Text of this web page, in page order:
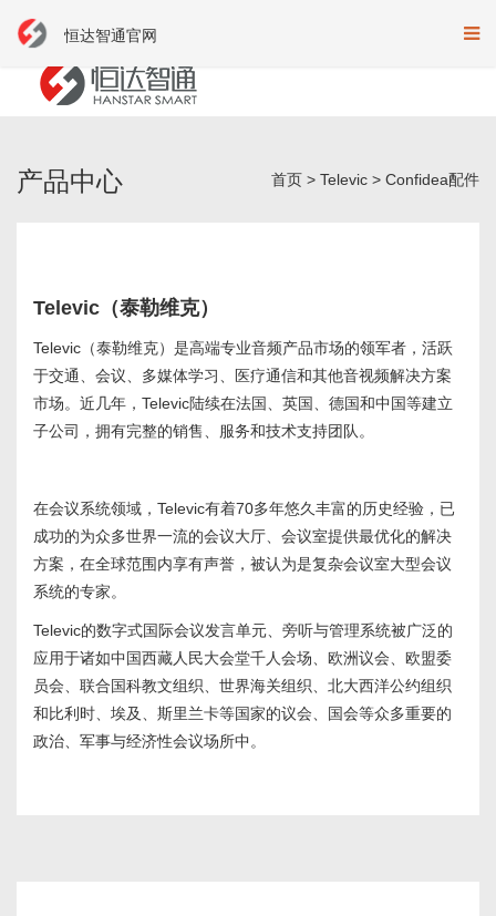
产品中心 首页 > Televic > Confidea配件
Televic（泰勒维克）
Televic（泰勒维克）是高端专业音频产品市场的领军者，活跃
于交通、会议、多媒体学习、医疗通信和其他音视频解决方案
市场。近几年，Televic陆续在法国、英国、德国和中国等建立
子公司，拥有完整的销售、服务和技术支持团队。
在会议系统领域，Televic有着70多年悠久丰富的历史经验，已
成功的为众多世界一流的会议大厅、会议室提供最优化的解决
方案，在全球范围内享有声誉，被认为是复杂会议室大型会议
系统的专家。
Televic的数字式国际会议发言单元、旁听与管理系统被广泛的
应用于诸如中国西藏人民大会堂千人会场、欧洲议会、欧盟委
员会、联合国科教文组织、世界海关组织、北大西洋公约组织
和比利时、埃及、斯里兰卡等国家的议会、国会等众多重要的
政治、军事与经济性会议场所中。
恒达智通官网